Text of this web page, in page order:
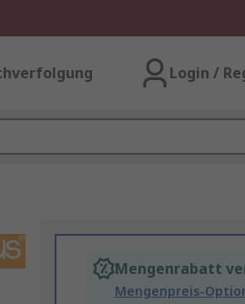
Login /
Mengenrabatt
Mengenpreis-